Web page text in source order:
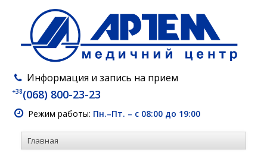
Информация и запись на прием
+38(068) 800-23-23
Режим работы: Пн.–Пт. – с 08:00 до 19:00